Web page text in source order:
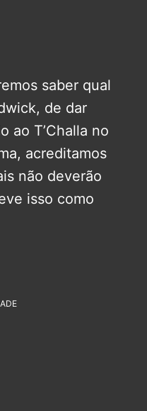
saber qual
de dar
ao T’Challa no
acreditamos
não deverão
isso como